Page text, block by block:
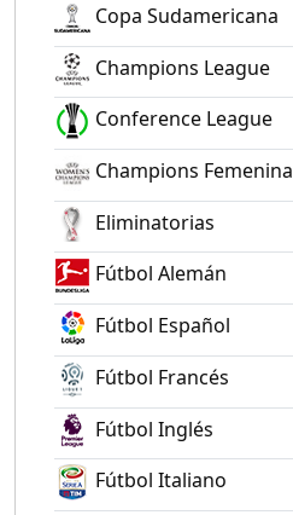
Copa Sudamericana
Champions League
Conference League
Champions Femenina
Eliminatorias
Fútbol Alemán
Fútbol Español
Fútbol Francés
Fútbol Inglés
Fútbol Italiano